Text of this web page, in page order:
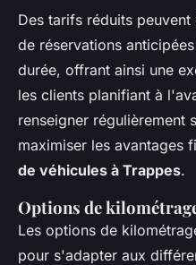
Des tarifs réduits
de réservations
durée, offrant ainsi une
les clients planifiant à
renseigner régulièrement
maximiser les avantages
de véhicules à Trappes.
Options de
Les options de
pour s'adapter aux